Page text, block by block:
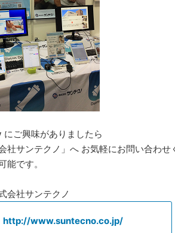
ご興味がありましたら
社サンテクノ」へ お気軽にお問い合わせ
能です。
会社サンテクノ
http://www.suntecno.co.jp/